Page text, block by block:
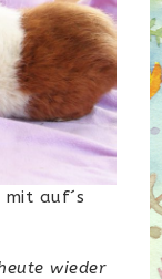
auf´s
wieder